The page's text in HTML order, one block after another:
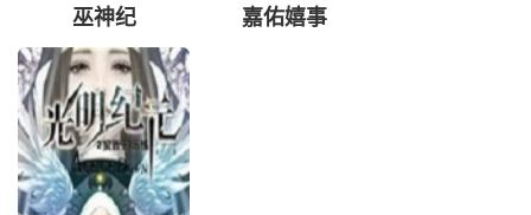
说
巫神纪 嘉佑嬉事